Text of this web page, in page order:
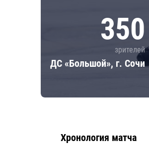
350
зрителей
ДС «Большой», г. Сочи
Хронология матча